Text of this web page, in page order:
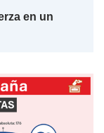
en un